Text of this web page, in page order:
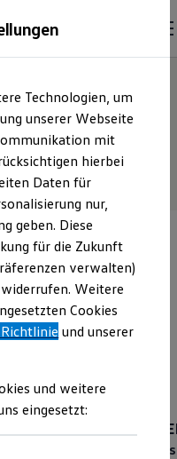
Gebrauchtwagen
Gebrauchtwagen
ENERGY
Technologien, um
unserer Webseite
mit
hierbei
Daten für
nur,
geben. Diese
für die Zukunft
verwalten)
Weitere
Cookies
und unserer
und weitere
eingesetzt: